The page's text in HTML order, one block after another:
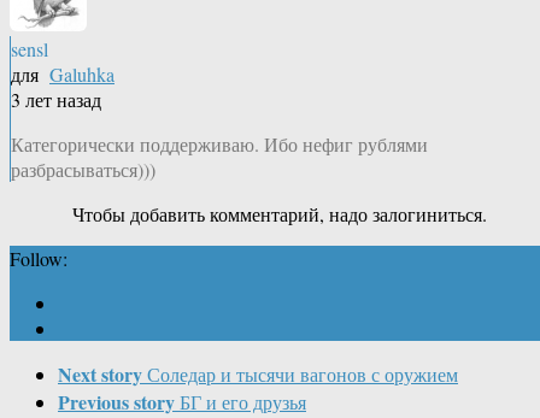
sensl
для Galuhka
3 лет назад
Категорически поддерживаю. Ибо нефиг рублями
разбрасываться)))
Чтобы добавить комментарий, надо залогиниться.
Follow:
Next storyСоледар и тысячи вагонов с оружием
Previous storyБГ и его друзья